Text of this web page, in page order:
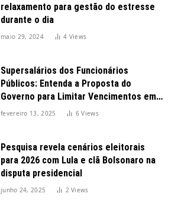
relaxamento para gestão do estresse
durante o dia
maio 29, 2024 4 Views
Supersalários dos Funcionários
Públicos: Entenda a Proposta do
Governo para Limitar Vencimentos em
2025
fevereiro 13, 2025 6Views
Pesquisa revela cenários eleitorais
para 2026 com Lula e clã Bolsonaro na
disputa presidencial
junho 24, 2025 2Views